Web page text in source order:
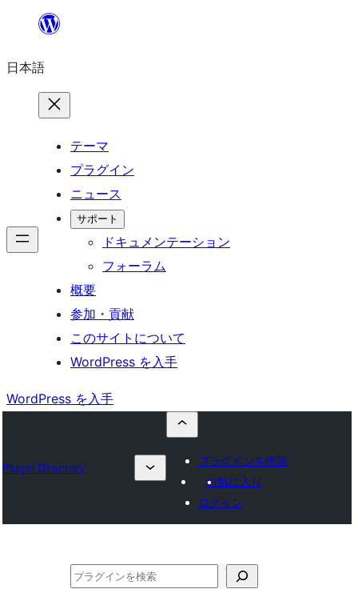
を
日本語
テーマ
プラグイン
ニュース
サポート
ドキュメンテーション
フォーラム
概要
参加・貢献
このサイトについて
WordPress を入手
WordPress を入手
Plugin Directory
プラグインを申請
お気に入り
ログイン
検